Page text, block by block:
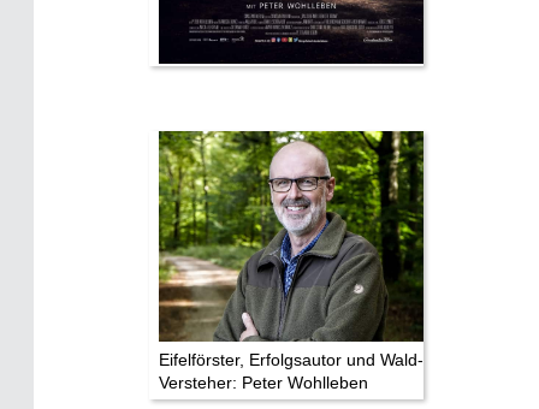
Eifelförster, Erfolgsautor und Wald-
Versteher: Peter Wohlleben